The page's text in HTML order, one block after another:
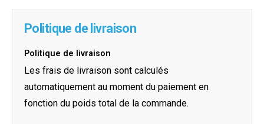
Politique de livraison
Politique de livraison
Les frais de livraison sont calculés
automatiquement au moment du paiement en
fonction du poids total de la commande.